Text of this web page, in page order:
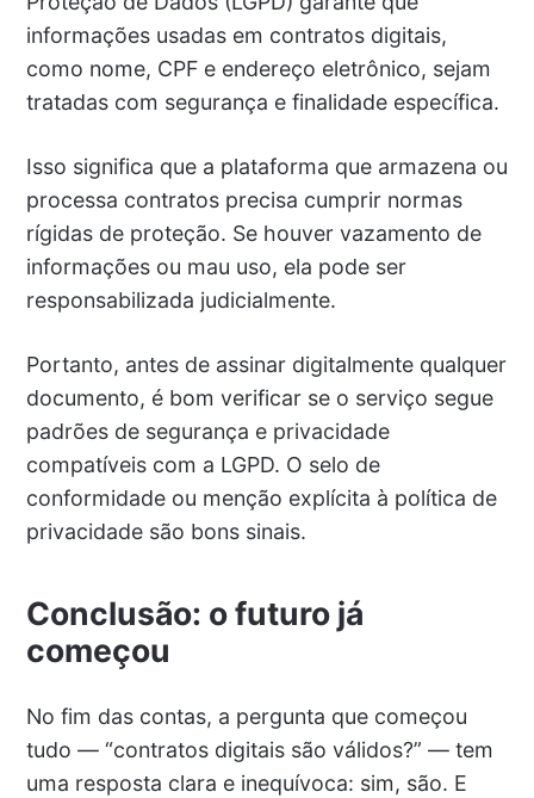
informações usadas em contratos digitais,
como nome, CPF e endereço eletrônico, sejam
tratadas com segurança e finalidade específica.
Isso significa que a plataforma que armazena ou
processa contratos precisa cumprir normas
rígidas de proteção. Se houver vazamento de
informações ou mau uso, ela pode ser
responsabilizada judicialmente.
Portanto, antes de assinar digitalmente qualquer
documento, é bom verificar se o serviço segue
padrões de segurança e privacidade
compatíveis com a LGPD. O selo de
conformidade ou menção explícita à política de
privacidade são bons sinais.
Conclusão: o futuro já
começou
No fim das contas, a pergunta que começou
tudo — “contratos digitais são válidos?” — tem
uma resposta clara e inequívoca: sim, são. E